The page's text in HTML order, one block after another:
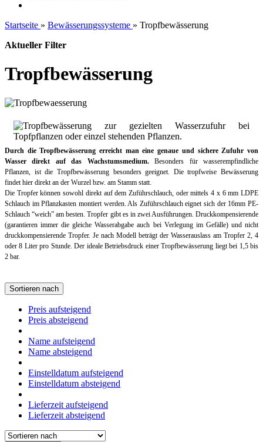
Startseite » Bewässerungssysteme » Tropfbewässerung
Aktueller Filter
Tropfbewässerung
Durch die Tropfbewässerung erreicht man eine genaue und sichere Zufuhr von
Wasser direkt auf das Wachstumsmedium.Besonders für wasserempfindliche
Pflanzen, ist die Tropfbewässerung besonders geeignet. Die tropfweise Bewässerung
findet hier direkt an der Wurzel bzw. am Stamm statt.
Die Tropfer können sowohl direkt auf dem Zuführschlauch, oder mittels 4 x 6 mm LDPE
Schlauch im Pflanzkasten montiert werden. Als Zuführschlauch eignet sich der 16mm PE-
Schlauch “weich” am besten. Tropfer gibt es in zwei Ausführungen. Druckkompensierende
(garantieren immer die gleiche Wasserabgabe auch bei Verlegung im Gefälle) und nicht
druckkompensierende Tropfer. Je nach Modell beträgt der Wasserauslass am Tropfer 2, 4
oder 8 Liter pro Stunde. Der ideale Betriebsdruck einer Tropfbewässerung liegt bei 1,5 bis
2 bar.
Sortieren nach
Preis aufsteigend
Preis absteigend
Name aufsteigend
Name absteigend
Einstelldatum aufsteigend
Einstelldatum absteigend
Lieferzeit aufsteigend
Lieferzeit absteigend